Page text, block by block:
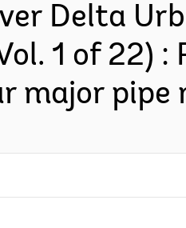
Delta
1 of 22) :
major pipe